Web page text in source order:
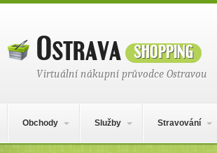
Ostravashopping
Virtuální nákupní průvodce Ostravou
Obchody Služby Stravování